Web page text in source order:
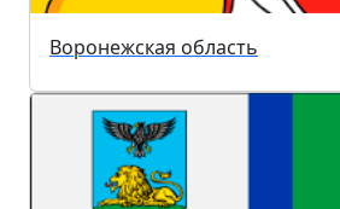
Воронежская область